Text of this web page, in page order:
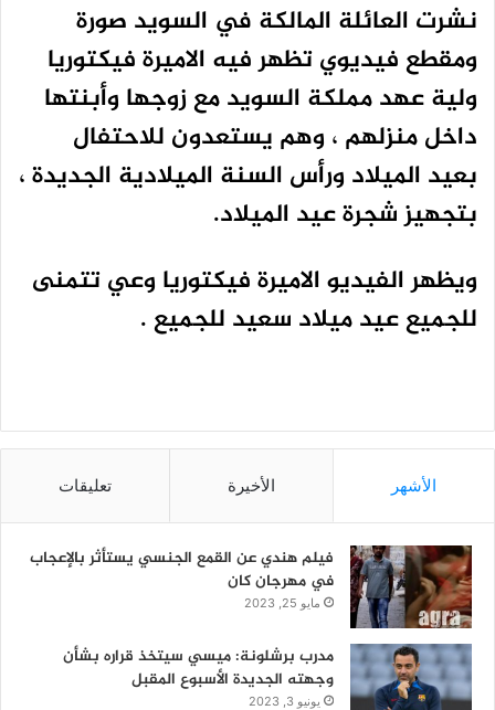
نشرت العائلة المالكة في السويد صورة
ومقطع فيديوي تظهر فيه الاميرة فيكتوريا
ولية عهد مملكة السويد مع زوجها وأبنتها
داخل منزلهم ، وهم يستعدون للاحتفال
بعيد الميلاد ورأس السنة الميلادية الجديدة ،
بتجهيز شجرة عيد الميلاد.
ويظهر الفيديو الاميرة فيكتوريا وعي تتمنى
للجميع عيد ميلاد سعيد للجميع .
الأشهر الأخيرة تعليقات
فيلم هندي عن القمع الجنسي يستأثر بالإعجاب
في مهرجان كان
مايو 25, 2023
مدرب برشلونة: ميسي سيتخذ قراره بشأن
وجهته الجديدة الأسبوع المقبل
يونيو 3, 2023